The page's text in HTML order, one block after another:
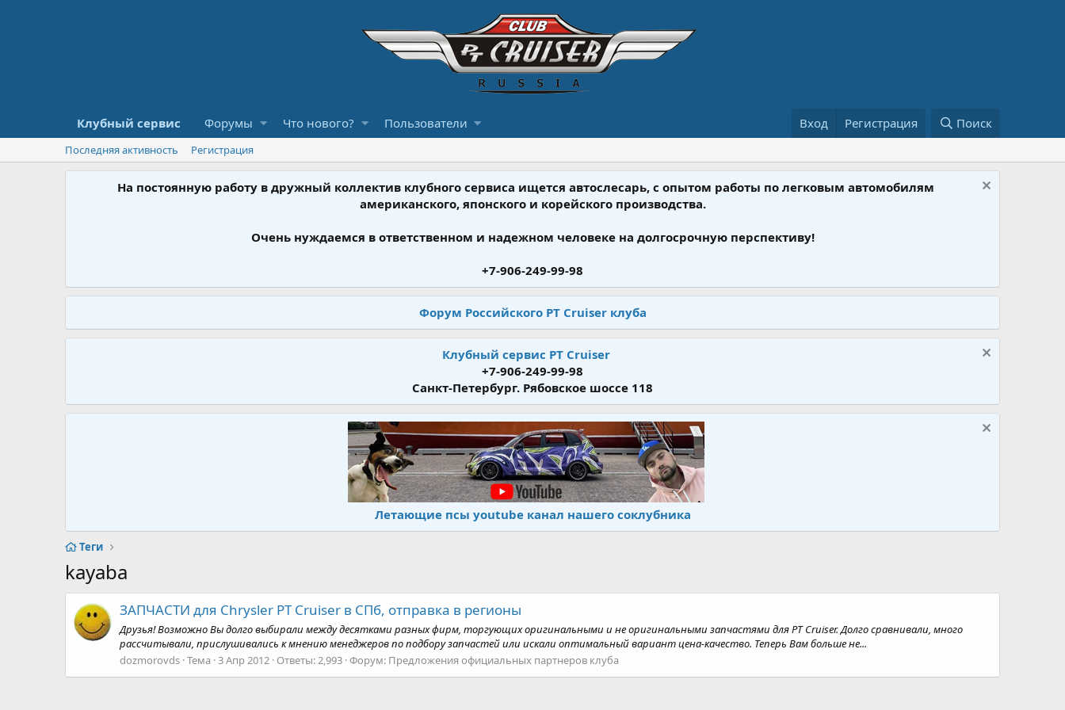
Клубный сервис Форумы Что нового? Пользователи Вход Регистрация Поиск
Последняя активность Регистрация
На постоянную работу в дружный коллектив клубного сервиса ищется автослесарь, с опытом работы по легковым автомобилям
американского, японского и корейского производства.
Очень нуждаемся в ответственном и надежном человеке на долгосрочную перспективу!
+7-906-249-99-98
Форум Российского PT Cruiser клуба
Клубный сервис PT Cruiser
+7-906-249-99-98
Санкт-Петербург. Рябовское шоссе 118
Летающие псы youtube канал нашего соклубника
Теги
kayaba
ЗАПЧАСТИ для Chrysler PT Cruiser в СПб, отправка в регионы
Друзья! Возможно Вы долго выбирали между десятками разных фирм, торгующих оригинальными и не оригинальными запчастями для PT Cruiser. Долго сравнивали, много
рассчитывали, прислушивались к мнению менеджеров по подбору запчастей или искали оптимальный вариант цена-качество. Теперь Вам больше не...
dozmorovds Тема 3 Апр 2012 Ответы: 2,993 Форум: Предложения официальных партнеров клуба